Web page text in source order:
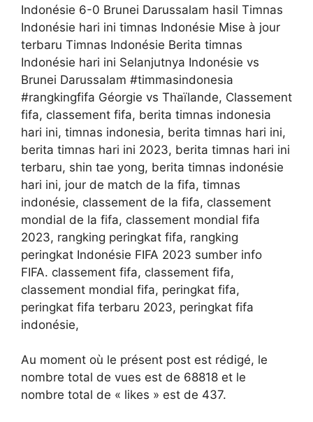
Indonésie 6-0 Brunei Darussalam hasil Timnas
Indonésie hari ini timnas Indonésie Mise à jour
terbaru Timnas Indonésie Berita timnas
Indonésie hari ini Selanjutnya Indonésie vs
Brunei Darussalam #timmasindonesia
#rangkingfifa Géorgie vs Thaïlande, Classement
fifa, classement fifa, berita timnas indonesia
hari ini, timnas indonesia, berita timnas hari ini,
berita timnas hari ini 2023, berita timnas hari ini
terbaru, shin tae yong, berita timnas indonésie
hari ini, jour de match de la fifa, timnas
indonésie, classement de la fifa, classement
mondial de la fifa, classement mondial fifa
2023, rangking peringkat fifa, rangking
peringkat Indonésie FIFA 2023 sumber info
FIFA. classement fifa, classement fifa,
classement mondial fifa, peringkat fifa,
peringkat fifa terbaru 2023, peringkat fifa
indonésie,
Au moment où le présent post est rédigé, le
nombre total de vues est de 68818 et le
nombre total de « likes » est de 437.